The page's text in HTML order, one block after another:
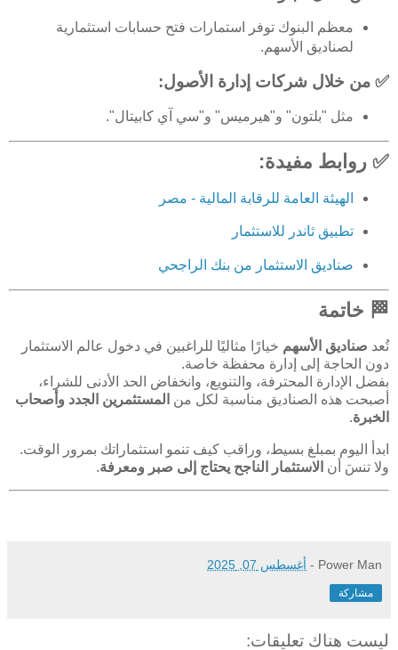
معظم البنوك توفر استمارات فتح حسابات استثمارية
لصناديق الأسهم.
✅ من خلال شركات إدارة الأصول:
مثل "بلتون" و"هيرميس" و"سي آي كابيتال".
✅ روابط مفيدة:
الهيئة العامة للرقابة المالية - مصر
تطبيق ثاندر للاستثمار
صناديق الاستثمار من بنك الراجحي
🏁 خاتمة
تُعد صناديق الأسهم خيارًا مثاليًا للراغبين في دخول عالم الاستثمار
دون الحاجة إلى إدارة محفظة خاصة.
بفضل الإدارة المحترفة، والتنويع، وانخفاض الحد الأدنى للشراء،
أصبحت هذه الصناديق مناسبة لكل من المستثمرين الجدد وأصحاب
الخبرة.
ابدأ اليوم بمبلغ بسيط، وراقب كيف تنمو استثماراتك بمرور الوقت.
ولا تنسَ أن الاستثمار الناجح يحتاج إلى صبر ومعرفة.
Power Man
- أغسطس 07, 2025
مشاركة
ليست هناك تعليقات: